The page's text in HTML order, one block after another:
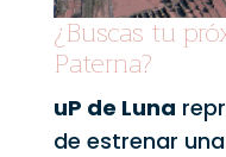
¿Buscas tu
Paterna?
uP de Luna
de estrenar